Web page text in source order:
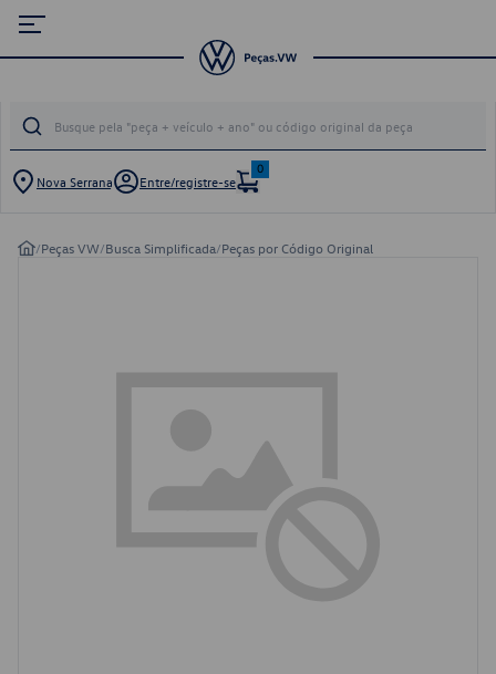
Nova Serrana Entre/registre-se
0
/Peças VW/Busca Simplificada/Peças por Código Original